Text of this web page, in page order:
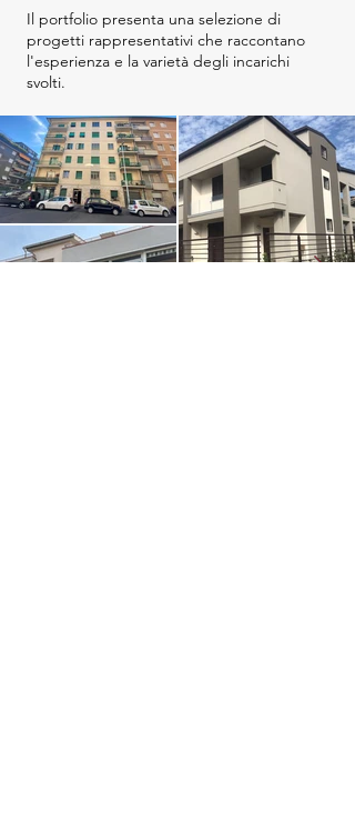
Il portfolio presenta una selezione di
progetti rappresentativi che raccontano
l'esperienza e la varietà degli incarichi
svolti.